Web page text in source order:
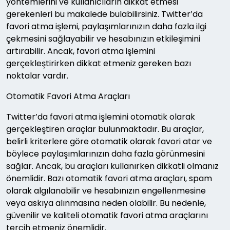
gerekenleri bu makalede bulabilirsiniz. Twitter’da
favori atma işlemi, paylaşımlarınızın daha fazla ilgi
çekmesini sağlayabilir ve hesabınızın etkileşimini
artırabilir. Ancak, favori atma işlemini
gerçekleştirirken dikkat etmeniz gereken bazı
noktalar vardır.
Otomatik Favori Atma Araçları
Twitter’da favori atma işlemini otomatik olarak
gerçekleştiren araçlar bulunmaktadır. Bu araçlar,
belirli kriterlere göre otomatik olarak favori atar ve
böylece paylaşımlarınızın daha fazla görünmesini
sağlar. Ancak, bu araçları kullanırken dikkatli olmanız
önemlidir. Bazı otomatik favori atma araçları, spam
olarak algılanabilir ve hesabınızın engellenmesine
veya askıya alınmasına neden olabilir. Bu nedenle,
güvenilir ve kaliteli otomatik favori atma araçlarını
tercih etmeniz önemlidir.